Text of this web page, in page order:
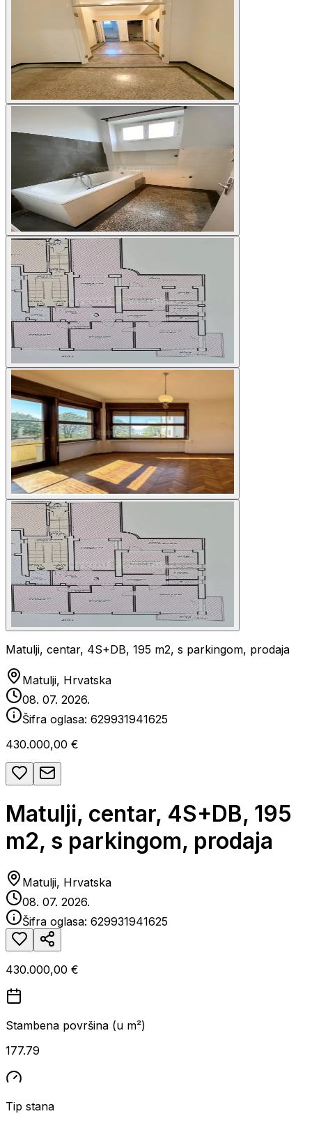
Matulji, centar, 4S+DB, 195 m2, s parkingom, prodaja
Matulji, Hrvatska
08. 07. 2026.
Šifra oglasa: 629931941625
430.000,00 €
Matulji, centar, 4S+DB, 195
m2, s parkingom, prodaja
Matulji, Hrvatska
08. 07. 2026.
Šifra oglasa: 629931941625
430.000,00 €
Stambena površina (u m²)
177.79
Tip stana